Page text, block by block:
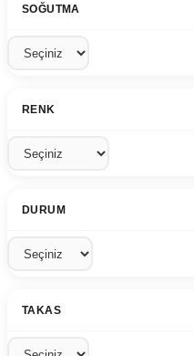
SOĞUTMA
RENK
DURUM
TAKAS